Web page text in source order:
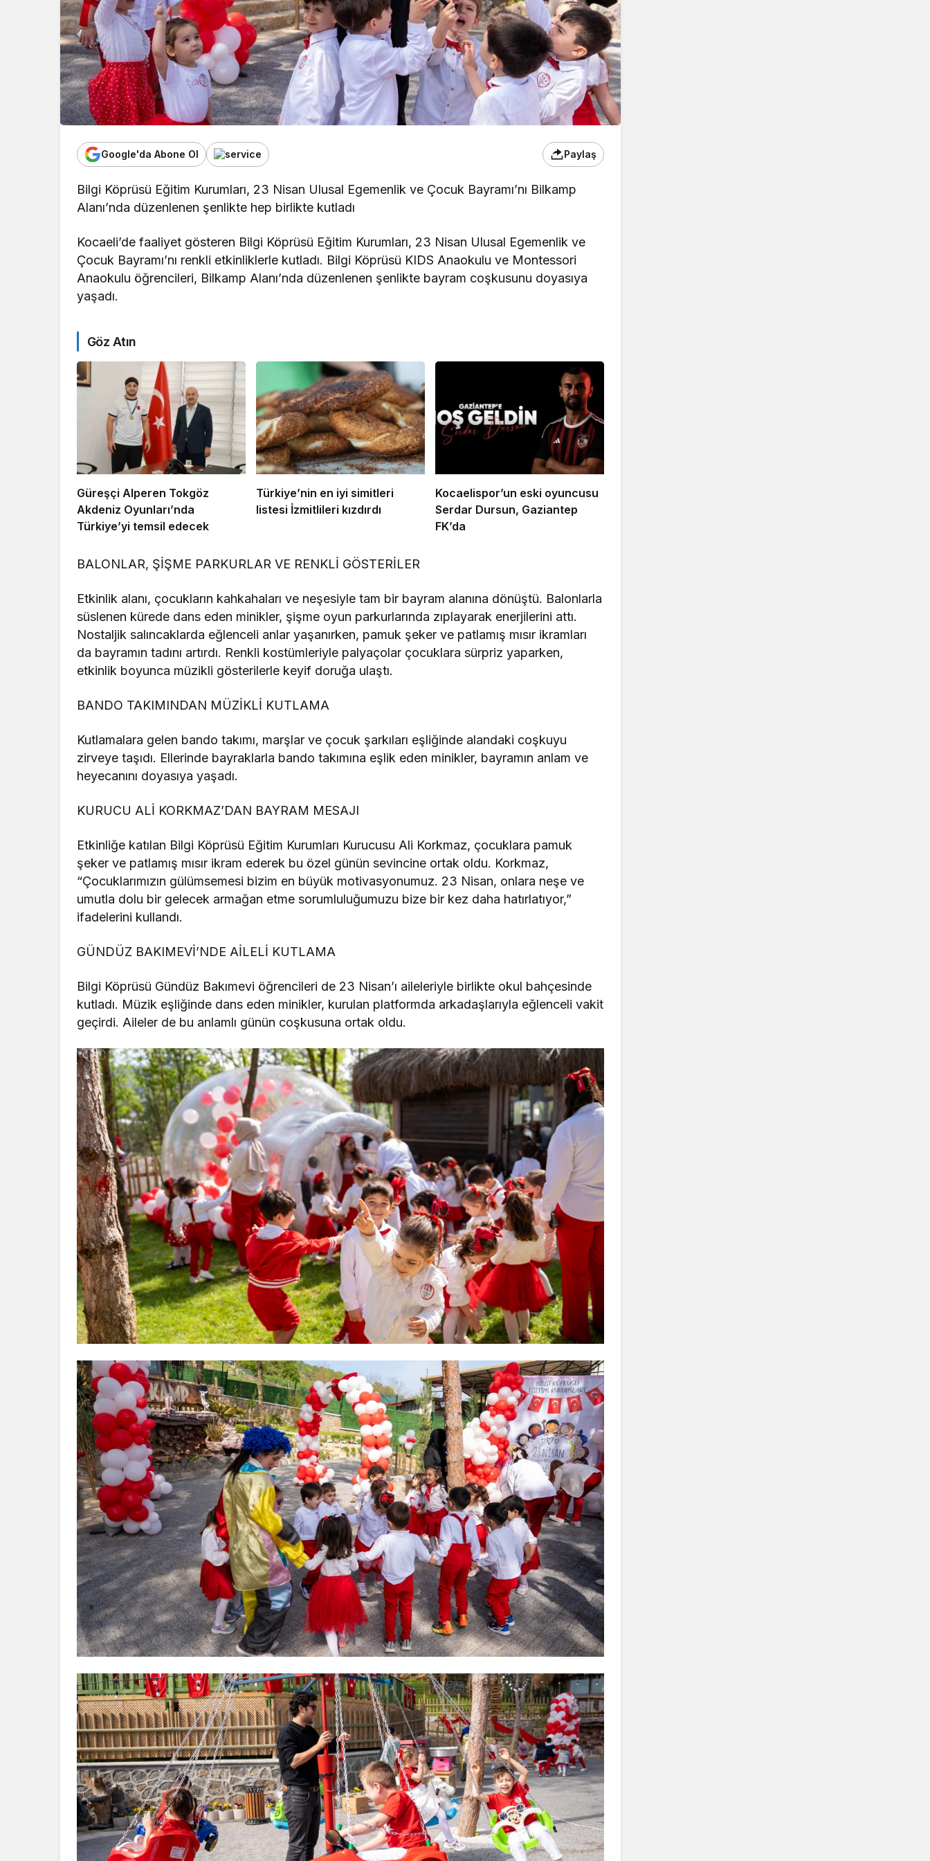
Google'da Abone Ol Paylaş
Bilgi Köprüsü Eğitim Kurumları, 23 Nisan Ulusal Egemenlik ve Çocuk Bayramı’nı Bilkamp
Alanı’nda düzenlenen şenlikte hep birlikte kutladı
Kocaeli’de faaliyet gösteren Bilgi Köprüsü Eğitim Kurumları, 23 Nisan Ulusal Egemenlik ve
Çocuk Bayramı’nı renkli etkinliklerle kutladı. Bilgi Köprüsü KIDS Anaokulu ve Montessori
Anaokulu öğrencileri, Bilkamp Alanı’nda düzenlenen şenlikte bayram coşkusunu doyasıya
yaşadı.
Göz Atın
Güreşçi Alperen Tokgöz
Akdeniz Oyunları’nda
Türkiye’yi temsil edecek
Türkiye’nin en iyi simitleri
listesi İzmitlileri kızdırdı
Kocaelispor’un eski oyuncusu
Serdar Dursun, Gaziantep
FK’da
BALONLAR, ŞİŞME PARKURLAR VE RENKLİ GÖSTERİLER
Etkinlik alanı, çocukların kahkahaları ve neşesiyle tam bir bayram alanına dönüştü. Balonlarla
süslenen kürede dans eden minikler, şişme oyun parkurlarında zıplayarak enerjilerini attı.
Nostaljik salıncaklarda eğlenceli anlar yaşanırken, pamuk şeker ve patlamış mısır ikramları
da bayramın tadını artırdı. Renkli kostümleriyle palyaçolar çocuklara sürpriz yaparken,
etkinlik boyunca müzikli gösterilerle keyif doruğa ulaştı.
BANDO TAKIMINDAN MÜZİKLİ KUTLAMA
Kutlamalara gelen bando takımı, marşlar ve çocuk şarkıları eşliğinde alandaki coşkuyu
zirveye taşıdı. Ellerinde bayraklarla bando takımına eşlik eden minikler, bayramın anlam ve
heyecanını doyasıya yaşadı.
KURUCU ALİ KORKMAZ’DAN BAYRAM MESAJI
Etkinliğe katılan Bilgi Köprüsü Eğitim Kurumları Kurucusu Ali Korkmaz, çocuklara pamuk
şeker ve patlamış mısır ikram ederek bu özel günün sevincine ortak oldu. Korkmaz,
“Çocuklarımızın gülümsemesi bizim en büyük motivasyonumuz. 23 Nisan, onlara neşe ve
umutla dolu bir gelecek armağan etme sorumluluğumuzu bize bir kez daha hatırlatıyor,”
ifadelerini kullandı.
GÜNDÜZ BAKIMEVİ’NDE AİLELİ KUTLAMA
Bilgi Köprüsü Gündüz Bakımevi öğrencileri de 23 Nisan’ı aileleriyle birlikte okul bahçesinde
kutladı. Müzik eşliğinde dans eden minikler, kurulan platformda arkadaşlarıyla eğlenceli vakit
geçirdi. Aileler de bu anlamlı günün coşkusuna ortak oldu.